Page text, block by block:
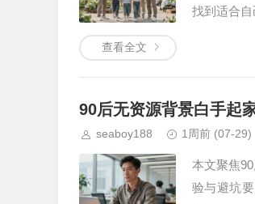
找到适合
查看全文
90后无资源背景白手起
seaboy188 1周前 (07-29)
本文聚焦
验与避坑